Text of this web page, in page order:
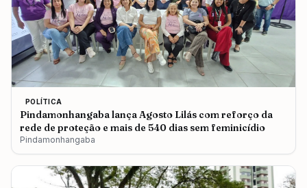
POLÍTICA
Pindamonhangaba lança Agosto Lilás com reforço da
rede de proteção e mais de 540 dias sem feminicídio
Pindamonhangaba